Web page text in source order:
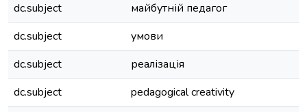
dc.subject
майбутній педагог
dc.subject
умови
dc.subject
реалізація
dc.subject
pedagogical creativity